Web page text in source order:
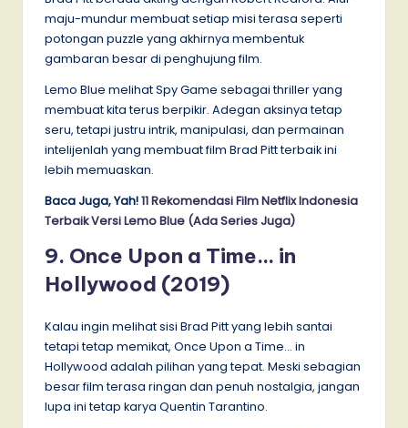
maju-mundur membuat setiap misi terasa seperti
potongan puzzle yang akhirnya membentuk
gambaran besar di penghujung film.
Lemo Blue melihat Spy Game sebagai thriller yang
membuat kita terus berpikir. Adegan aksinya tetap
seru, tetapi justru intrik, manipulasi, dan permainan
intelijenlah yang membuat film Brad Pitt terbaik ini
lebih memuaskan.
Baca Juga, Yah!11 Rekomendasi Film Netflix Indonesia
Terbaik Versi Lemo Blue (Ada Series Juga)
9. Once Upon a Time… in
Hollywood (2019)
Kalau ingin melihat sisi Brad Pitt yang lebih santai
tetapi tetap memikat, Once Upon a Time… in
Hollywood adalah pilihan yang tepat. Meski sebagian
besar film terasa ringan dan penuh nostalgia, jangan
lupa ini tetap karya Quentin Tarantino.